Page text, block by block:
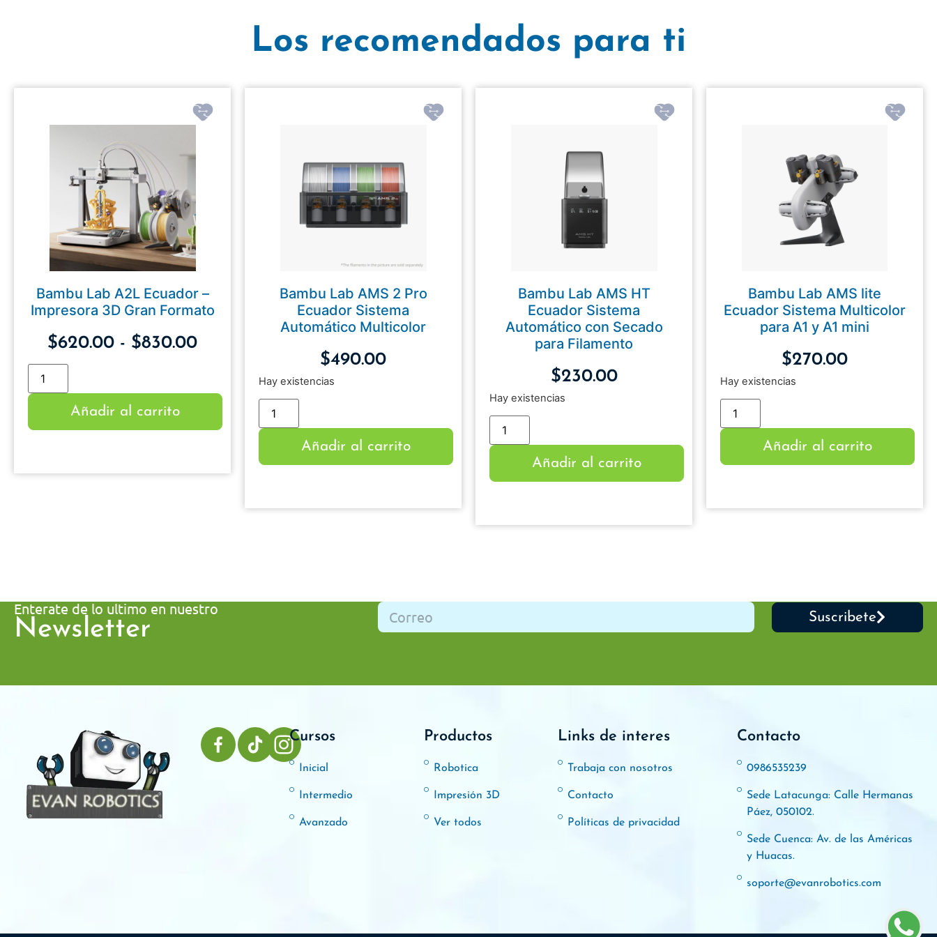
Los recomendados para ti
Bambu Lab A2L Ecuador –
Impresora 3D Gran Formato
$620.00 - $830.00
Añadir al carrito
Bambu Lab AMS 2 Pro
Ecuador Sistema
Automático Multicolor
$490.00
Hay existencias
Añadir al carrito
Bambu Lab AMS HT
Ecuador Sistema
Automático con Secado
para Filamento
$230.00
Hay existencias
Añadir al carrito
Bambu Lab AMS lite
Ecuador Sistema Multicolor
para A1 y A1 mini
$270.00
Hay existencias
Añadir al carrito
Enterate de lo ultimo en nuestro
Newsletter Suscribete
Cursos
Inicial
Intermedio
Avanzado
Productos
Robotica
Impresión 3D
Ver todos
Links de interes
Trabaja con nosotros
Contacto
Políticas de privacidad
Contacto
0986535239
Sede Latacunga: Calle Hermanas
Páez, 050102.
Sede Cuenca: Av. de las Américas
y Huacas.
soporte@evanrobotics.com